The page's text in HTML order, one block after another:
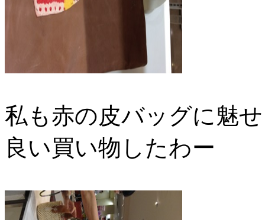
私も赤の皮バッグに魅
良い買い物したわー